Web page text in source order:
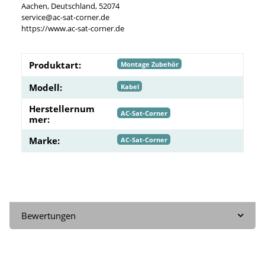
Aachen, Deutschland, 52074
service@ac-sat-corner.de
https://www.ac-sat-corner.de
Produktart: Montage Zubehör
Modell: Kabel
Herstellernum
mer:
AC-Sat-Corner
Marke: AC-Sat-Corner
Bewertungen